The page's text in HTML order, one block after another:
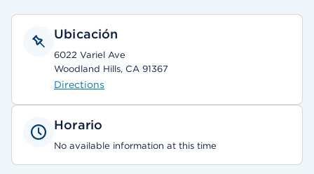
Ubicación
6022 Variel Ave
Woodland Hills, CA 91367
Directions
Horario
No available information at this time